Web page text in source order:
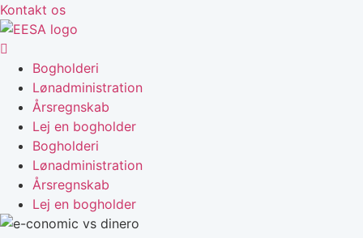
Kontakt os
Bogholderi
Lønadministration
Årsregnskab
Lej en bogholder
Bogholderi
Lønadministration
Årsregnskab
Lej en bogholder